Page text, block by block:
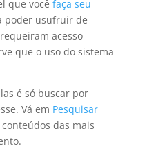
que você faça seu
poder usufruir de
acesso
que o uso do sistema
é só buscar por
Vá em Pesquisar
das mais